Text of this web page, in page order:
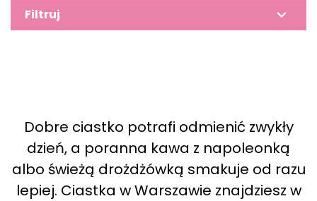
Filtruj
Dobre ciastko potrafi odmienić zwykły
dzień, a poranna kawa z napoleonką
albo świeżą drożdżówką smakuje od razu
lepiej. Ciastka w Warszawie znajdziesz w